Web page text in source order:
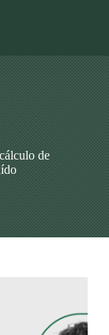
de